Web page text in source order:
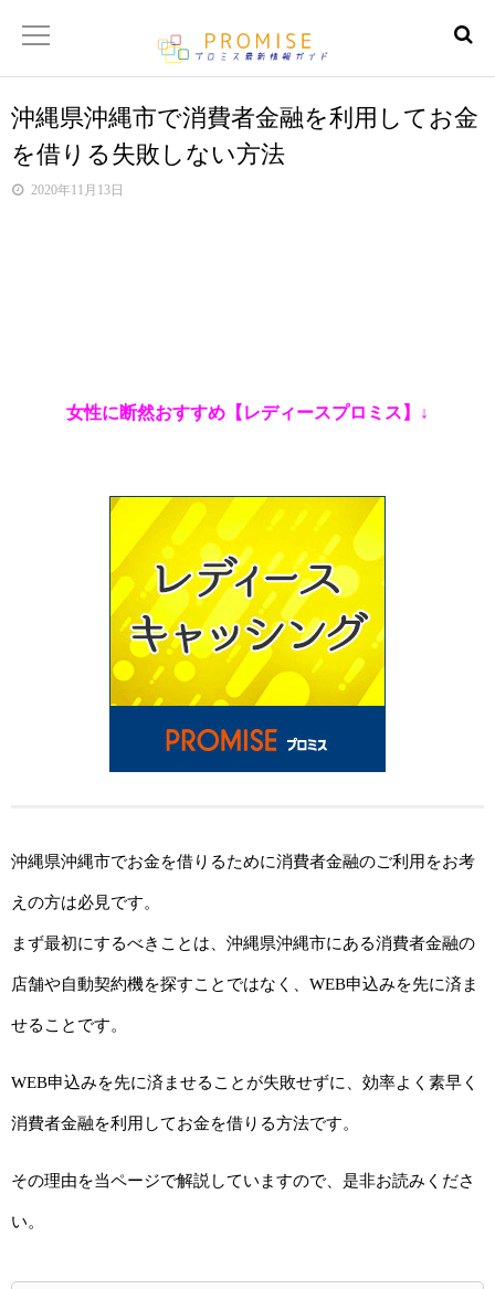
返済金額シュミレーター
【サイトマップ】
沖縄県沖縄市で消費者金融を利用してお金
を借りる失敗しない方法
2020年11月13日
女性に断然おすすめ【レディースプロミス】↓
沖縄県沖縄市でお金を借りるために消費者金融のご利用をお考
えの方は必見です。
まず最初にするべきことは、沖縄県沖縄市にある消費者金融の
店舗や自動契約機を探すことではなく、WEB申込みを先に済ま
せることです。
WEB申込みを先に済ませることが失敗せずに、効率よく素早く
消費者金融を利用してお金を借りる方法です。
その理由を当ページで解説していますので、是非お読みくださ
い。